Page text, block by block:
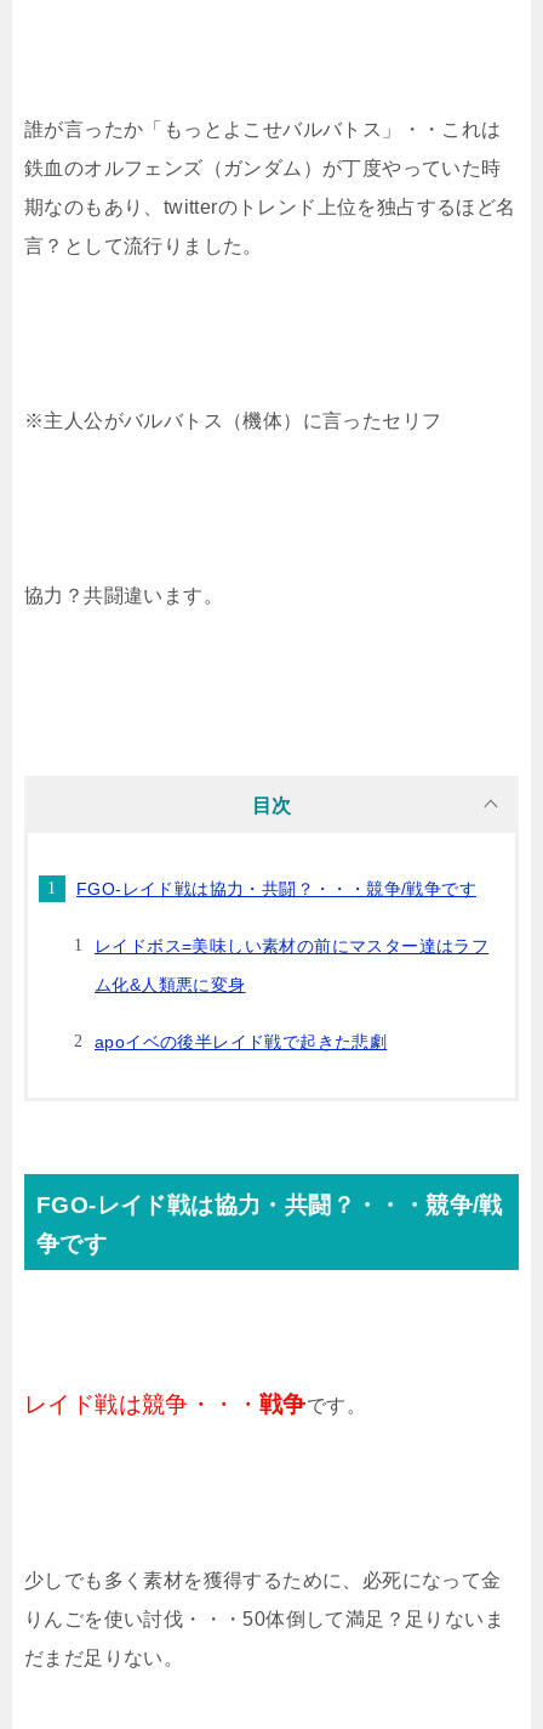
誰が言ったか「もっとよこせバルバトス」・・これは
鉄血のオルフェンズ（ガンダム）が丁度やっていた時
期なのもあり、twitterのトレンド上位を独占するほど名
言？として流行りました。
※主人公がバルバトス（機体）に言ったセリフ
協力？共闘違います。
目次
FGO-レイド戦は協力・共闘？・・・競争/戦争です
レイドボス=美味しい素材の前にマスター達はラフ
ム化&人類悪に変身
apoイベの後半レイド戦で起きた悲劇
FGO-レイド戦は協力・共闘？・・・競争/戦
争です
レイド戦は競争・・・ 戦争です。
少しでも多く素材を獲得するために、必死になって金
りんごを使い討伐・・・50体倒して満足？足りないま
だまだ足りない。